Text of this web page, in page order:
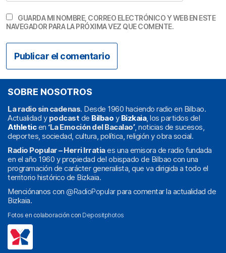
GUARDA MI NOMBRE, CORREO ELECTRÓNICO Y WEB EN ESTE
NAVEGADOR PARA LA PRÓXIMA VEZ QUE COMENTE.
SOBRE NOSOTROS
La radio sin cadenas. Desde 1960 haciendo radio en Bilbao.
Actualidad y podcast de Bilbao y Bizkaia, los partidos del
Athleticen ‘La Emoción del Bacalao’, noticias de sucesos,
deportes, sociedad, cultura, política, religión y obra social.
Radio Popular – Herri Irratiaes una emisora de radio fundada
en el año 1960 y propiedad del obispado de Bilbao con una
programación de carácter generalista, que va dirigida a todo el
territorio histórico de Bizkaia.
Menciónanos con @RadioPopularpara comentar la actualidad de
Bizkaia.
Fotos en colaboración con Depositphotos